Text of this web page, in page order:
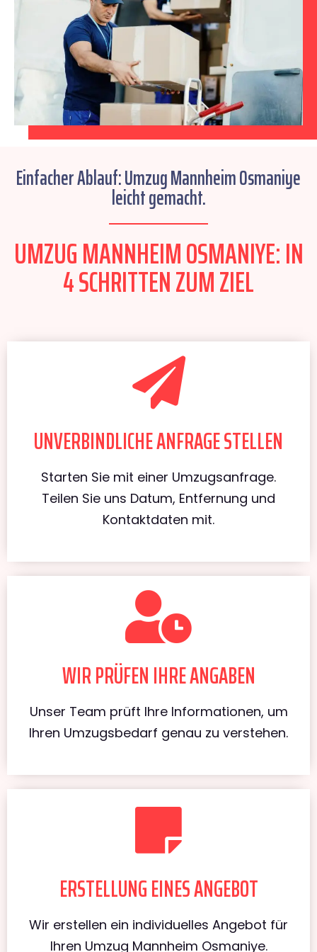
Einfacher Ablauf: Umzug Mannheim Osmaniye
leicht gemacht.
UMZUG MANNHEIM OSMANIYE: IN
4 SCHRITTEN ZUM ZIEL
UNVERBINDLICHE ANFRAGE STELLEN
Starten Sie mit einer Umzugsanfrage.
Teilen Sie uns Datum, Entfernung und
Kontaktdaten mit.
WIR PRÜFEN IHRE ANGABEN
Unser Team prüft Ihre Informationen, um
Ihren Umzugsbedarf genau zu verstehen.
ERSTELLUNG EINES ANGEBOT
Wir erstellen ein individuelles Angebot für
Ihren Umzug Mannheim Osmaniye.